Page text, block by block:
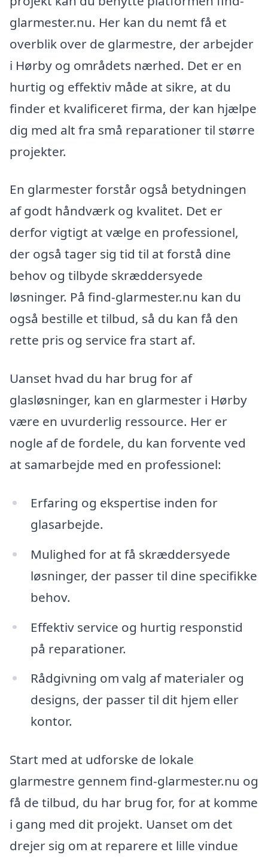
glarmester.nu. Her kan du nemt få et
overblik over de glarmestre, der arbejder
i Hørby og områdets nærhed. Det er en
hurtig og effektiv måde at sikre, at du
finder et kvalificeret firma, der kan hjælpe
dig med alt fra små reparationer til større
projekter.
En glarmester forstår også betydningen
af godt håndværk og kvalitet. Det er
derfor vigtigt at vælge en professionel,
der også tager sig tid til at forstå dine
behov og tilbyde skræddersyede
løsninger. På find-glarmester.nu kan du
også bestille et tilbud, så du kan få den
rette pris og service fra start af.
Uanset hvad du har brug for af
glasløsninger, kan en glarmester i Hørby
være en uvurderlig ressource. Her er
nogle af de fordele, du kan forvente ved
at samarbejde med en professionel:
Erfaring og ekspertise inden for
glasarbejde.
Mulighed for at få skræddersyede
løsninger, der passer til dine specifikke
behov.
Effektiv service og hurtig responstid
på reparationer.
Rådgivning om valg af materialer og
designs, der passer til dit hjem eller
kontor.
Start med at udforske de lokale
glarmestre gennem find-glarmester.nu og
få de tilbud, du har brug for, for at komme
i gang med dit projekt. Uanset om det
drejer sig om at reparere et lille vindue